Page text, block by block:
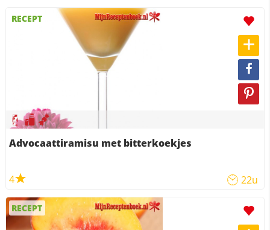
RECEPT
Advocaattiramisu met bitterkoekjes
4 22u
RECEPT